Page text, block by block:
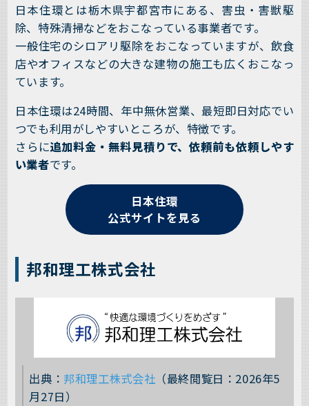
日本住環とは栃木県宇都宮市にある、害虫・害獣駆
除、特殊清掃などをおこなっている事業者です。
一般住宅のシロアリ駆除をおこなっていますが、飲食
店やオフィスなどの大きな建物の施工も広くおこなっ
ています。
日本住環は24時間、年中無休営業、最短即日対応でい
つでも利用がしやすいところが、特徴です。
さらに追加料金・無料見積りで、依頼前も依頼しやす
い業者です。
日本住環
公式サイトを見る
邦和理工株式会社
出典： 邦和理工株式会社 （最終閲覧日：2026年5
月27日）